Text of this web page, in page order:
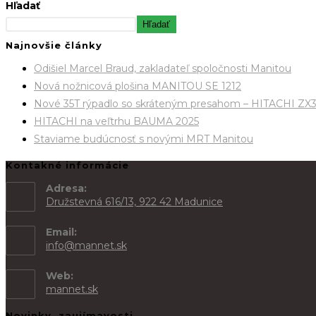
Hľadať
Hľadať
Najnovšie články
Odišiel Marcel Braud, zakladateľ spoločnosti Manitou
Nová nožnicová plošina MANITOU SE 1212
Nové 35T rýpadlo so skráteným presahom – HITACHI
HITACHI na veľtrhu BAUMA 2025
Staviame budúcnosť s novými MRT Manitou
Kontakné informácie
Adresa:
Družstevná 616/13, 922 42 Madunice
Email:
info@mannet.sk
Web:
mannet.sk